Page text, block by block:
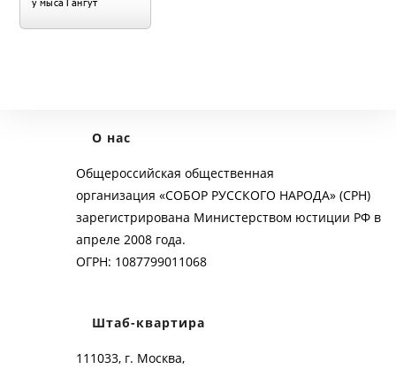
О нас
Общероссийская общественная
организация «СОБОР РУССКОГО НАРОДА» (СРН)
зарегистрирована Министерством юстиции РФ в
апреле 2008 года.
ОГРН: 1087799011068
Штаб-квартира
111033, г. Москва,